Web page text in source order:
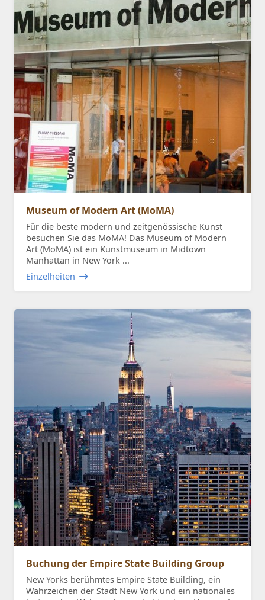
Museum of Modern Art (MoMA)
Für die beste modern und zeitgenössische Kunst
besuchen Sie das MoMA! Das Museum of Modern
Art (MoMA) ist ein Kunstmuseum in Midtown
Manhattan in New York ...
Einzelheiten
Buchung der Empire State Building Group
New Yorks berühmtes Empire State Building, ein
Wahrzeichen der Stadt New York und ein nationales